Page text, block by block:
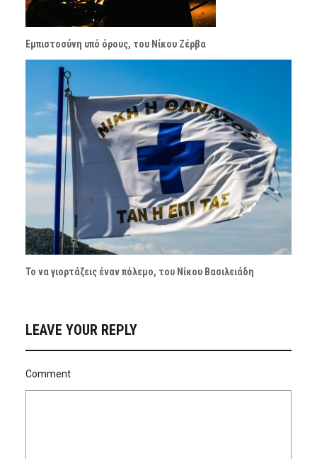
Εμπιστοσύνη υπό όρους, του Νίκου Ζέρβα
Το να γιορτάζεις έναν πόλεμο, του Νίκου Βασιλειάδη
LEAVE YOUR REPLY
Comment